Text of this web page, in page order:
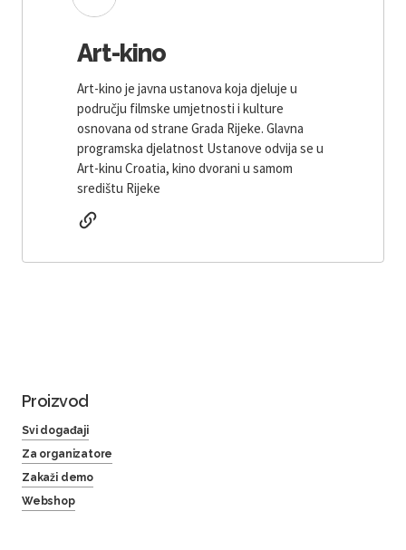
Art-kino
Art-kino je javna ustanova koja djeluje u
području filmske umjetnosti i kulture
osnovana od strane Grada Rijeke. Glavna
programska djelatnost Ustanove odvija se u
Art-kinu Croatia, kino dvorani u samom
središtu Rijeke
Proizvod
Svi događaji
Za organizatore
Zakaži demo
Webshop